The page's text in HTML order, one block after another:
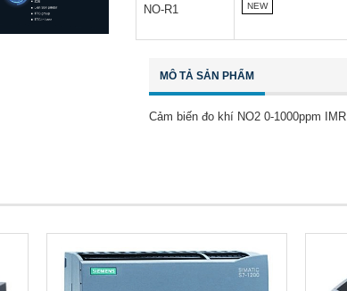
NO-R1 NEW
MÔ TẢ SẢN PHẨM
Cảm biến đo khí NO2 0-1000ppm IMR